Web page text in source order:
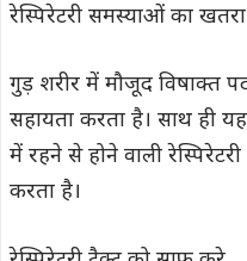
रेस्पिरेटरी समस्याओं का
गुड़ शरीर में मौजूद विषाक्त
सहायता करता है। साथ ही
में रहने से होने वाली
करता है।